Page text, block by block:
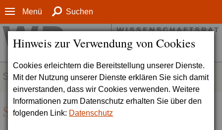
Hinweis zur Verwendung von Cookies
Cookies erleichtern die Bereitstellung unserer Dienste.
Mit der Nutzung unserer Dienste erklären Sie sich damit
einverstanden, dass wir Cookies verwenden. Weitere
Informationen zum Datenschutz erhalten Sie über den
folgenden Link: Datenschutz
Menü Suchen
SERVICE
Seite empfehlen